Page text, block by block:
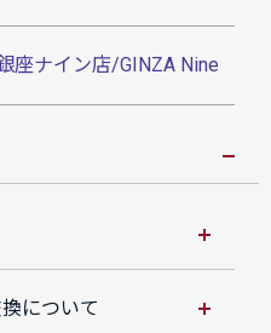
座ナイン店/GINZA Nine
について